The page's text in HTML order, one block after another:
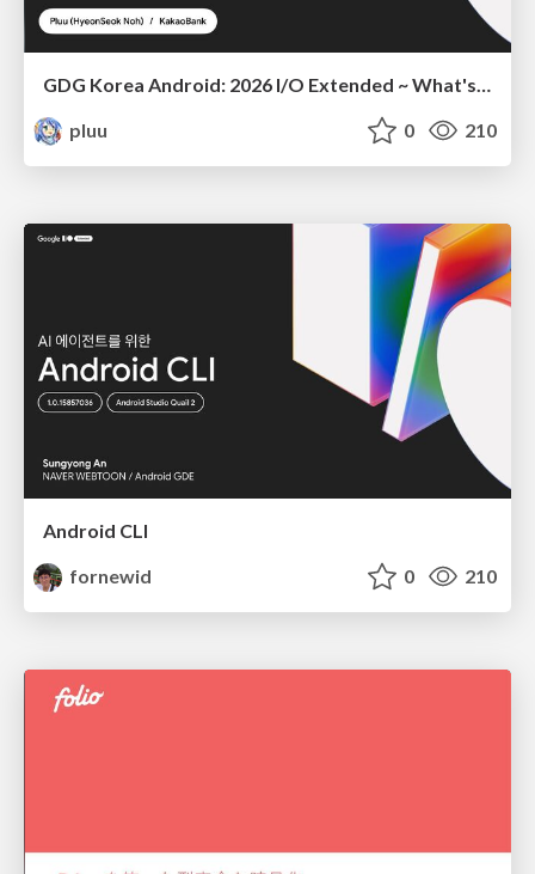
GDG Korea Android: 2026 I/O Extended ~ What's new in Android development tools
pluu
0 210
Android CLI
fornewid
0 210